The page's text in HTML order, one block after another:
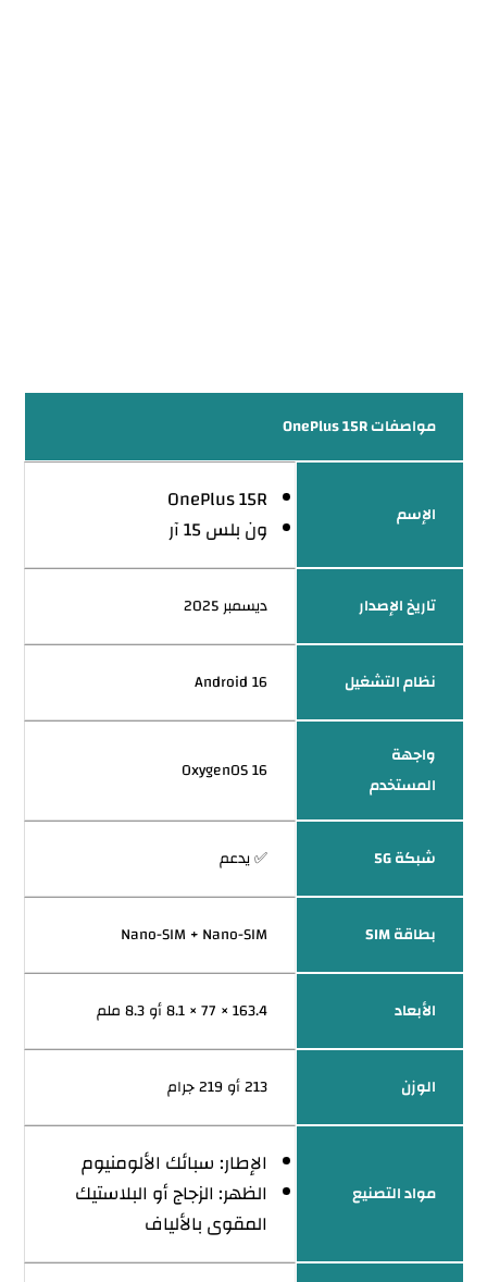
مواصفات OnePlus 15R
الإسم
OnePlus 15R
ون بلس 15 آر
تاريخ الإصدار ديسمبر 2025
نظام التشغيل Android 16
واجهة
المستخدم
OxygenOS 16
شبكة 5G ✅ يدعم
بطاقة SIM Nano-SIM + Nano-SIM
الأبعاد 163.4 × 77 × 8.1 أو 8.3 ملم
الوزن 213 أو 219 جرام
مواد التصنيع
الإطار: سبائك الألومنيوم
الظهر: الزجاج أو البلاستيك
المقوى بالألياف